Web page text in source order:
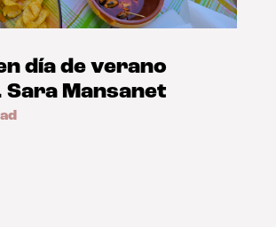
día de verano
Mansanet